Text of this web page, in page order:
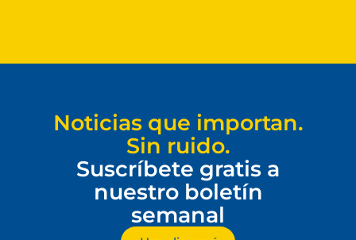
Noticias que importan.
Sin ruido.
Suscríbete gratis a
nuestro boletín
semanal